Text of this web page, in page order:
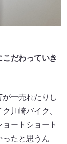
だわっていき
が一売れたりし
川崎バイク、
ートショート
ったと思うん